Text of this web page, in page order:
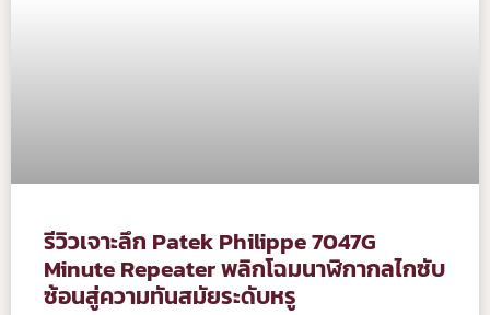
รีวิวเจาะลึก Patek Philippe 7047G
Minute Repeater พลิกโฉมนาฬิกากลไกซับ
ซ้อนสู่ความทันสมัยระดับหรู